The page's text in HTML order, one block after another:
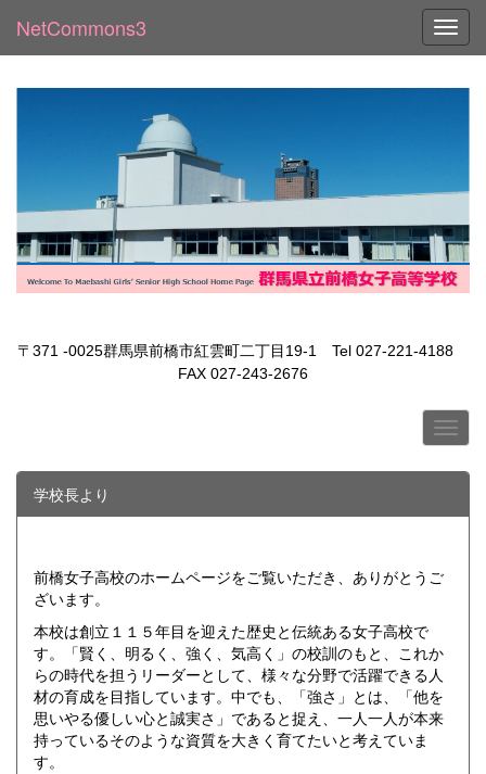
NetCommons3
〒371 -0025群馬県前橋市紅雲町二丁目19-1 Tel 027-221-4188
FAX 027-243-2676
学校長より
前橋女子高校のホームページをご覧いただき、ありがとうご
ざいます。
本校は創立１１５年目を迎えた歴史と伝統ある女子高校で
す。「賢く、明るく、強く、気高く」の校訓のもと、これか
らの時代を担うリーダーとして、様々な分野で活躍できる人
材の育成を目指しています。中でも、「強さ」とは、「他を
思いやる優しい心と誠実さ」であると捉え、一人一人が本来
持っているそのような資質を大きく育てたいと考えていま
す。